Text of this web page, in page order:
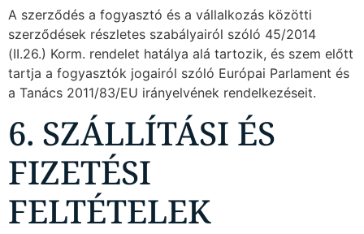
A szerződés a fogyasztó és a vállalkozás közötti
szerződések részletes szabályairól szóló 45/2014
(II.26.) Korm. rendelet hatálya alá tartozik, és szem előtt
tartja a fogyasztók jogairól szóló Európai Parlament és
a Tanács 2011/83/EU irányelvének rendelkezéseit.
6. SZÁLLÍTÁSI ÉS
FIZETÉSI
FELTÉTELEK